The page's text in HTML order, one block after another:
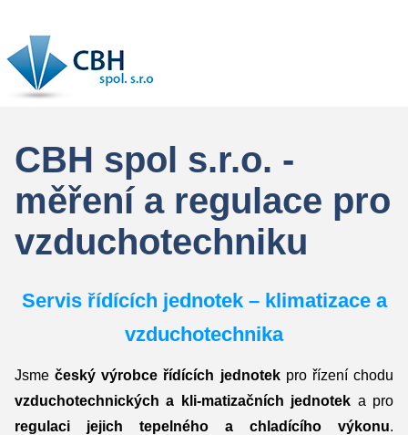
CBH spol s.r.o. -
měření a regulace pro
vzduchotechniku
Servis řídících jednotek – klimatizace a
vzduchotechnika
Jsmečeský výrobce řídících jednotekpro řízení chodu
vzduchotechnických a kli-matizačních jednotek a pro
regulaci jejich tepelného a chladícího výkonu.